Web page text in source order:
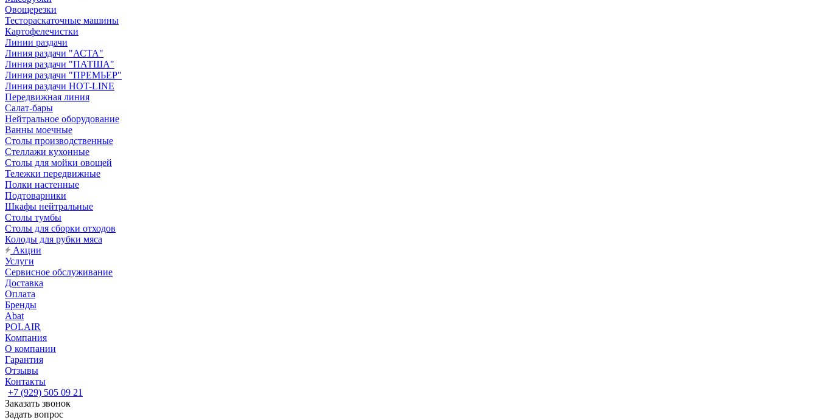
Овощерезки
Тестораскаточные машины
Картофелечистки
Линии раздачи
Линия раздачи "АСТА"
Линия раздачи "ПАТША"
Линия раздачи "ПРЕМЬЕР"
Линия раздачи HOT-LINE
Передвижная линия
Салат-бары
Нейтральное оборудование
Ванны моечные
Столы производственные
Стеллажи кухонные
Столы для мойки овощей
Тележки передвижные
Полки настенные
Подтоварники
Шкафы нейтральные
Столы тумбы
Столы для сборки отходов
Колоды для рубки мяса
Акции
Услуги
Сервисное обслуживание
Доставка
Оплата
Бренды
Abat
POLAIR
Компания
О компании
Гарантия
Отзывы
Контакты
+7 (929) 505 09 21
Заказать звонок
Задать вопрос